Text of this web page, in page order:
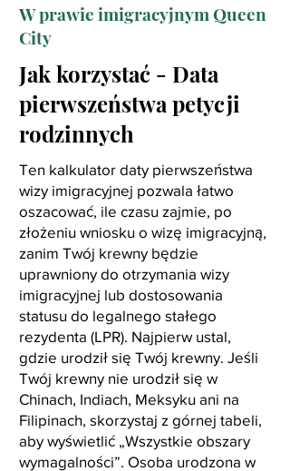
W prawie imigracyjnym Queen
City
Jak korzystać - Data
pierwszeństwa petycji
rodzinnych
Ten kalkulator daty pierwszeństwa
wizy imigracyjnej pozwala łatwo
oszacować, ile czasu zajmie, po
złożeniu wniosku o wizę imigracyjną,
zanim Twój krewny będzie
uprawniony do otrzymania wizy
imigracyjnej lub dostosowania
statusu do legalnego stałego
rezydenta (LPR). Najpierw ustal,
gdzie urodził się Twój krewny. Jeśli
Twój krewny nie urodził się w
Chinach, Indiach, Meksyku ani na
Filipinach, skorzystaj z górnej tabeli,
aby wyświetlić „Wszystkie obszary
wymagalności”. Osoba urodzona w